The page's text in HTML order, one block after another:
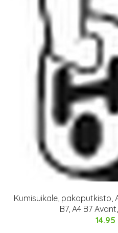
Kumisuikale, pakoputkisto,
B7, A4 B7
14.95